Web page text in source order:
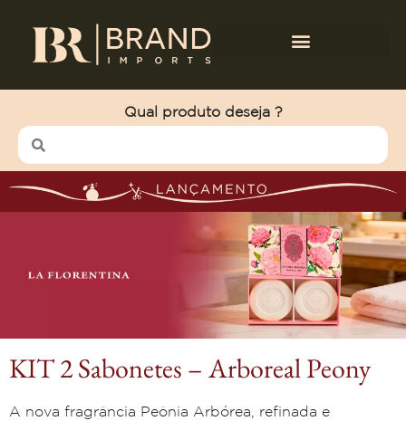
Qual produto deseja ?
KIT 2 Sabonetes – Arboreal Peony
A nova fragrância Peônia Arbórea, refinada e